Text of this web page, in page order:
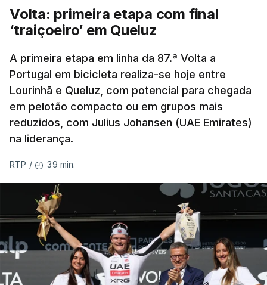
Graz, com um agregado de 6-0.
Caso se qualifique, o Benfica vai encontrar outra
equipa relegada da ‘Champions’, o derrotado do
encontro entre Aarhus, campeão dinamarquês, ou
o Sabah, campeão do Azerbaijão, sendo que, em
caso de afastamento, os 'encarnados' caem para o
play-off da Liga Conferência, encontrando os
estónios do Paide ou os austríacos do Rapid Viena.
arbitragem do romeno Marian Barbu, enquanto a
segunda mão está marcada para 13 de agosto, em
Edimburgo.
Na fase de liga da Liga Europa já está o Torreense,
único representante português com entrada direta,
Volta: primeira etapa com final
‘traiçoeiro’ em Queluz
A primeira etapa em linha da 87.ª Volta a
Portugal em bicicleta realiza-se hoje entre
Lourinhã e Queluz, com potencial para chegada
em pelotão compacto ou em grupos mais
reduzidos, com Julius Johansen (UAE Emirates)
na liderança.
RTP / 39 min.